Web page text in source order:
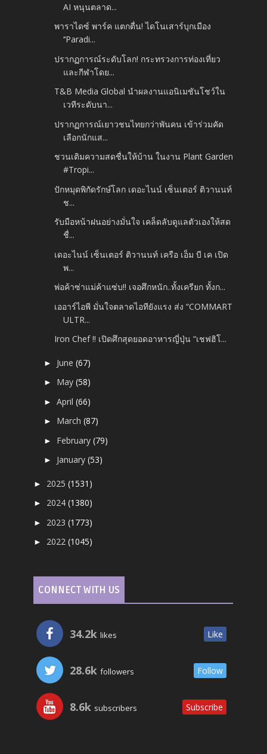
AI หนุนตลาด...
พาราไดซ์ พาร์ค แตกตื่น! ไดโนเสาร์บุกเมือง
‘‘Paradi...
ปรากฏการณ์ระดับโลก! กระทรวงการท่องเที่ยว
และกีฬาโดย...
T&B Media Global นำผลงานแอนิเมชันโชว์ใน
เวทีระดับนา...
ปรากฏการณ์เยาวชนไทยกว่าพันคน เข้าร่วมคัด
เลือกนักแส...
ชวนเติมความสดชื่นให้บ้าน ในงาน Plant Garden
#Tropi...
ปักหมุดพิกัดรักษ์โลก เดอะไนน์ เซ็นเตอร์ ติวานนท์
ช...
รับมือหน้าฝนอย่างมั่นใจ เคล็ดลับดูแลตัวเองให้สด
ชื่...
เดอะไนน์ เซ็นเตอร์ ติวานนท์ เครือ เอ็ม บี เค เปิด
พ...
พ่อค้าซ่าแม่ค้าแซ่บ!! เจอศึกหนัก..ทั้งเครียก ทั้งก...
เออาร์ไอพี มั่นใจตลาดไอทียังแรง ส่ง “COMMART
ULTR...
Iron Chef !! เปิดศึกสุดยอดอาหารญี่ปุ่น “เชฟฮิโ...
► June(67)
► May(58)
►April(66)
► March(87)
► February(79)
► January(53)
► 2025(1531)
► 2024(1380)
► 2023(1773)
► 2022(1045)
CONNECT WITH US
34.2k likes Like
28.6k followers Follow
8.6k subscribers Subscribe